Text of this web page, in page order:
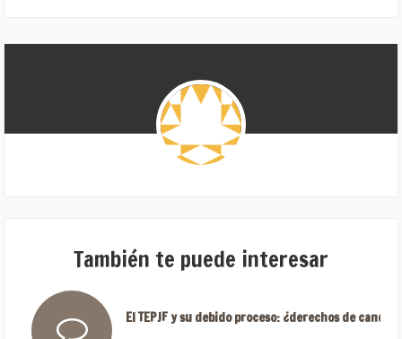
También te puede interesar
El TEPJF y su debido proceso: ¿derechos de